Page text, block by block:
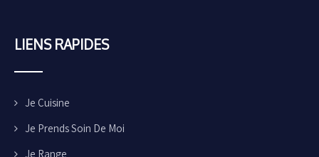
LIENS RAPIDES
Je Cuisine
Je Prends Soin De Moi
Je Range